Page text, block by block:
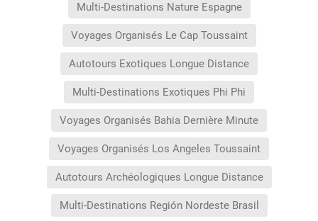
Multi-Destinations Nature Espagne
Voyages Organisés Le Cap Toussaint
Autotours Exotiques Longue Distance
Multi-Destinations Exotiques Phi Phi
Voyages Organisés Bahia Dernière Minute
Voyages Organisés Los Angeles Toussaint
Autotours Archéologiques Longue Distance
Multi-Destinations Región Nordeste Brasil